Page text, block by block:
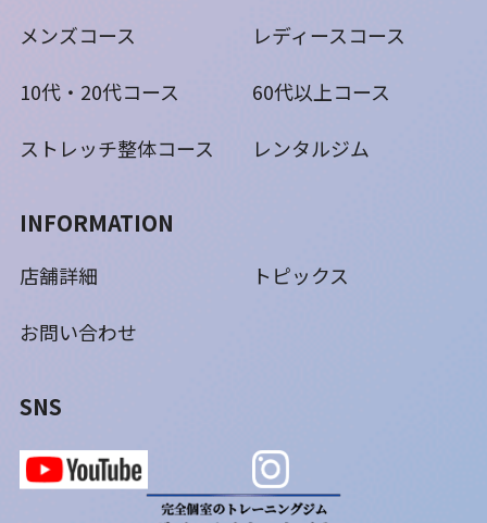
メンズコース
レディースコース
10代・20代コース
60代以上コース
ストレッチ整体コース
レンタルジム
INFORMATION
店舗詳細
トピックス
お問い合わせ
SNS